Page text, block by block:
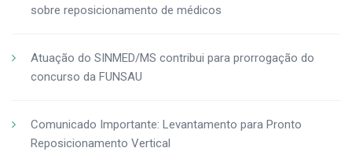
sobre reposicionamento de médicos
Atuação do SINMED/MS contribui para prorrogação do
concurso da FUNSAU
Comunicado Importante: Levantamento para Pronto
Reposicionamento Vertical